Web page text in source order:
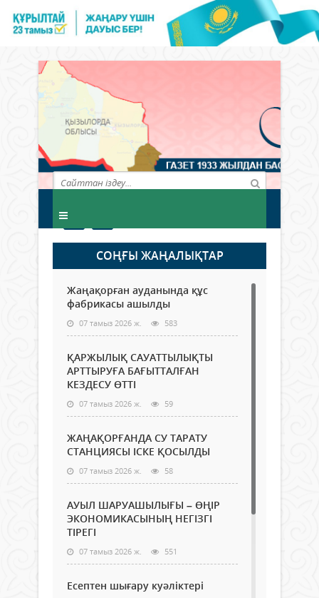
СОҢҒЫ ЖАҢАЛЫҚТАР
Жаңақорған ауданында құс
фабрикасы ашылды
07 тамыз 2026 ж. 583
ҚАРЖЫЛЫҚ САУАТТЫЛЫҚТЫ
АРТТЫРУҒА БАҒЫТТАЛҒАН
КЕЗДЕСУ ӨТТІ
07 тамыз 2026 ж. 59
ЖАҢАҚОРҒАНДА СУ ТАРАТУ
СТАНЦИЯСЫ ІСКЕ ҚОСЫЛДЫ
07 тамыз 2026 ж. 58
АУЫЛ ШАРУАШЫЛЫҒЫ – ӨҢІР
ЭКОНОМИКАСЫНЫҢ НЕГІЗГІ
ТІРЕГІ
07 тамыз 2026 ж. 551
Есептен шығару куәліктері